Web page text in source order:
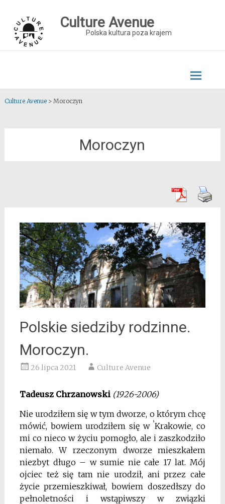
content
Culture Avenue
Polska kultura poza krajem
Culture Avenue> Moroczyn
Moroczyn
Polskie siedziby rodzinne.
Moroczyn.
26 lipca 2021 Culture Avenue
Tadeusz Chrzanowski (1926-2006)
Nie urodziłem się w tym dworze, o którym chcę
mówić, bowiem urodziłem się w ’Krakowie, co
mi co nieco w życiu pomogło, ale i zaszkodziło
nie­mało. W rzeczonym dworze mieszkałem
niezbyt długo – w sumie nie całe 17 lat. Mój
ojciec też się tam nie urodził, ani przez całe
życie przemieszkiwał, bowiem doszedłszy do
pełnoletności i wstąpiwszy w związki